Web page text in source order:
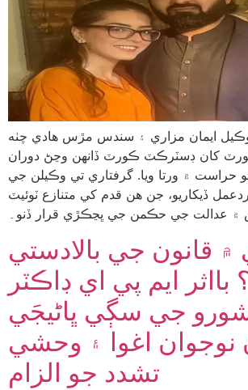
ايمان مزاري ۽ سندس مڙس هادي چٺه
ڪورٽ کان ڊسٽرڪٽ ڪورٽ ڏانهن وڃڻ دوران
حراست ۾ ورتا ويا. گرفتاري تي وڪيلن جي
ڏيکاريو، جن هن قدم کي متنازع ٽوئيٽ
عدالت جي حڪمن جي ڀڃڪڙي قرار ڏنو۔
قانون جي بالادستي
بااثر ايم پي اي ڊاڪٽر
جي سڳي ڀاڻيجَي
نوجوان اغوا ۽ وحشي
تشدد جو الزام